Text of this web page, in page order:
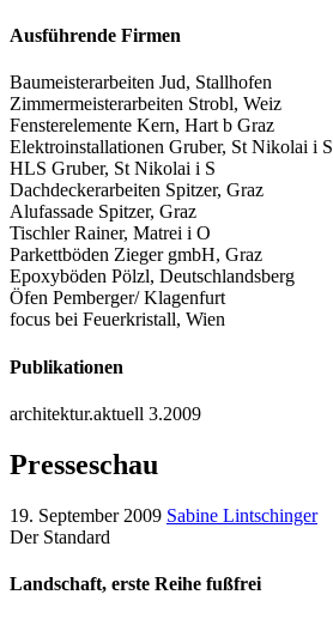
Ausführende Firmen
Baumeisterarbeiten Jud, Stallhofen
Zimmermeisterarbeiten Strobl, Weiz
Fensterelemente Kern, Hart b Graz
Elektroinstallationen Gruber, St Nikolai i S
HLS Gruber, St Nikolai i S
Dachdeckerarbeiten Spitzer, Graz
Alufassade Spitzer, Graz
Tischler Rainer, Matrei i O
Parkettböden Zieger gmbH, Graz
Epoxyböden Pölzl, Deutschlandsberg
Öfen Pemberger/ Klagenfurt
focus bei Feuerkristall, Wien
Publikationen
architektur.aktuell 3.2009
Presseschau
19. September 2009 Sabine Lintschinger
Der Standard
Landschaft, erste Reihe fußfrei